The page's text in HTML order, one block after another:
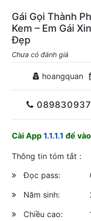
Gái Gọi Thành
Kem – Em Gái
Đẹp
Chưa có đánh giá
hoangquan
Cài App 1.1.1.1 để
Thông tin tóm tắt :
Đọc pass:
Năm sinh:
Chiều cao: